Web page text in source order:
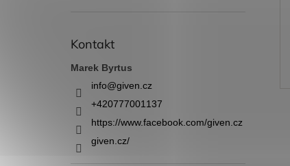
Kontakt
Marek Byrtus
info@given.cz
+420777001137
https://www.facebook.com/given.cz
given.cz/